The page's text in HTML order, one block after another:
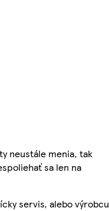
neustále menia, tak
sa len na
servis, alebo výrobcu